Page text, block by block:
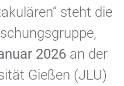
steht die
2026 an der
Gießen (JLU)